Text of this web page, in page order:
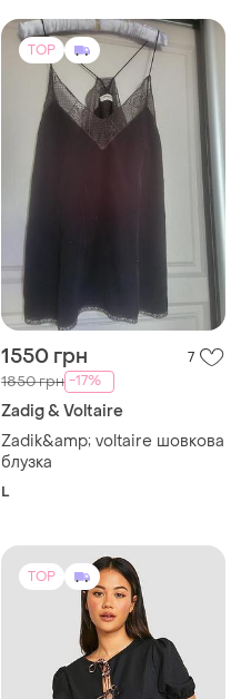
TOP
1550 грн 7
1850 грн -17%
Zadig & Voltaire
Zadik&amp; voltaire шовкова
блузка
L
TOP